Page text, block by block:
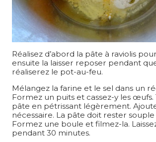
Réalisez d’abord la pâte à raviolis
ensuite la laisser reposer pendant
réaliserez le pot-au-feu.
Mélangez la farine et le sel dans un
Formez un puits et cassez-y les œufs.
pâte en pétrissant légèrement.
nécessaire. La pâte doit rester
Formez une boule et filmez-la.
pendant 30 minutes.